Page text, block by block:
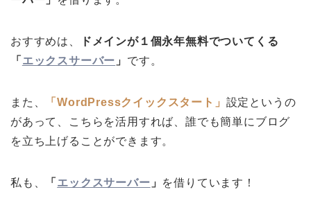
おすすめは、
ドメインが１個永年無料でついてくる
「 エックスサーバー 」 です。
また、 「WordPressクイックスタート」 設定というの
があって、こちらを活用すれば、誰でも簡単にブログ
を立ち上げることができます。
私も、 「 エックスサーバー 」 を借りています！